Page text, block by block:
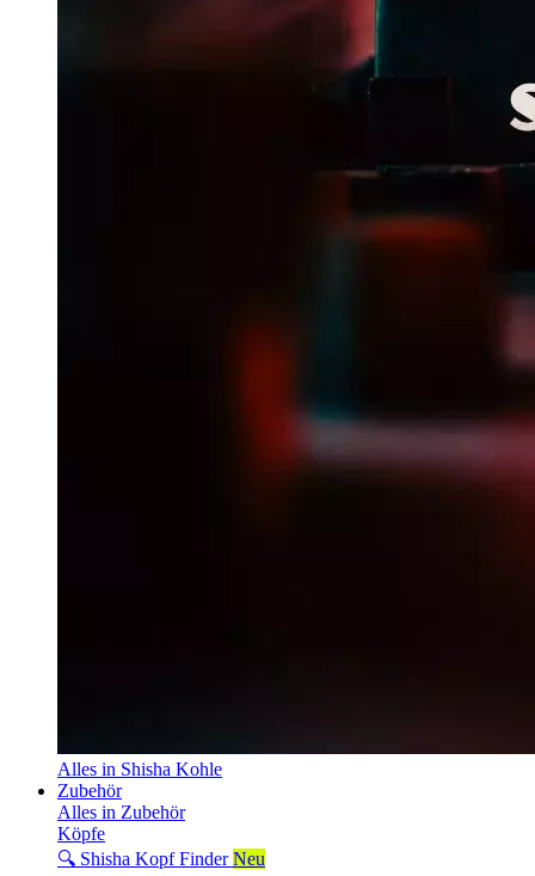
Alles in Shisha Kohle
Zubehör
Alles in Zubehör
Köpfe
🔍 Shisha Kopf Finder Neu